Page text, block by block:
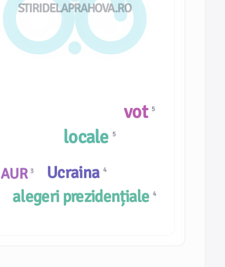
STIRIDELAPRAHOVA.RO
vot 5
AUR 3
alegeri prezidențiale4
locale 5
Ucraina 4